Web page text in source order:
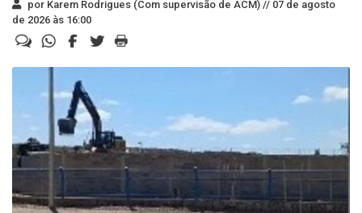
por Karem Rodrigues (Com supervisão de ACM) // 07 de agosto
de 2026 às 16:00